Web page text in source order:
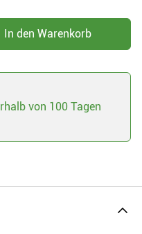
In den Warenkorb
von 100 Tagen